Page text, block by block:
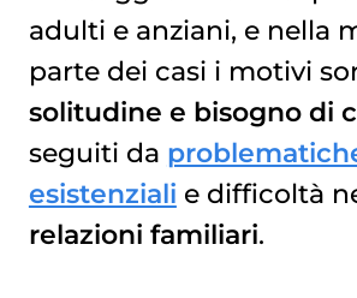
adulti e anziani, e nella
parte dei casi i motivi
solitudine e bisogno di
seguiti da
esistenziali e difficoltà
relazioni familiari.